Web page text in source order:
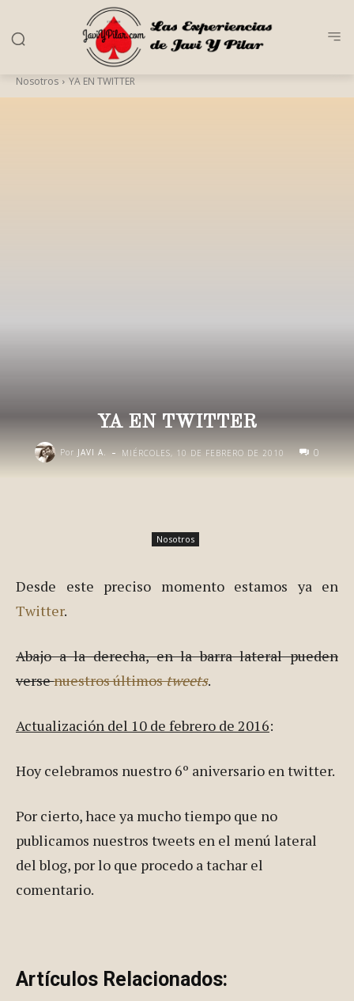
Nosotros YA EN TWITTER
YA EN TWITTER
Por JAVI A. - MIÉRCOLES, 10 DE FEBRERO DE 2010 0
Nosotros
Desde este preciso momento estamos ya en
Twitter.
Abajo a la derecha, en la barra lateral pueden
versenuestros últimostweets.
Actualización del 10 de febrero de 2016:
Hoy celebramos nuestro 6º aniversario en twitter.
Por cierto, hace ya mucho tiempo que no
publicamos nuestros tweets en el menú lateral
del blog, por lo que procedo a tachar el
comentario.
Artículos Relacionados: